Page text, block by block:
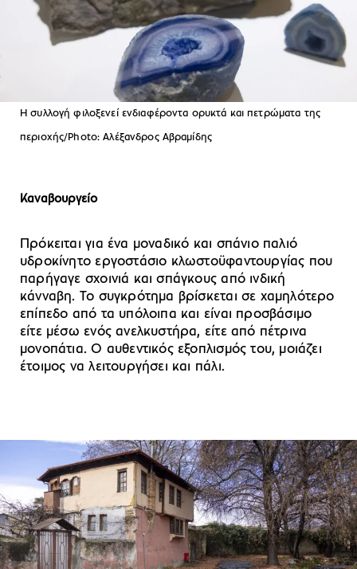
Η συλλογή φιλοξενεί ενδιαφέροντα ορυκτά και πετρώματα της
περιοχής/Photo: Αλέξανδρος Αβραμίδης
Καναβουργείο
Πρόκειται για ένα μοναδικό και σπάνιο παλιό
υδροκίνητο εργοστάσιο κλωστοϋφαντουργίας που
παρήγαγε σχοινιά και σπάγκους από ινδική
κάνναβη. Το συγκρότημα βρίσκεται σε χαμηλότερο
επίπεδο από τα υπόλοιπα και είναι προσβάσιμο
είτε μέσω ενός ανελκυστήρα, είτε από πέτρινα
μονοπάτια. Ο αυθεντικός εξοπλισμός του, μοιάζει
έτοιμος να λειτουργήσει και πάλι.